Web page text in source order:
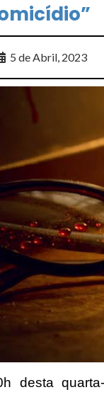
5 de Abril, 2023
desta